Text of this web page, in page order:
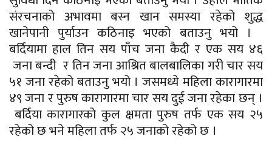
संरचनाको अभावमा बस्न खान समस्या रहेको शुद्ध
खानेपानी पुर्याउन कठिनाइ भएको बताउनु भयो ।
बर्दियामा हाल तिन सय पाँच जना कैदी र एक सय ४६
जना बन्दी र तिन जना आश्रित बालबालिका गरी चार सय
५१ जना रहेको बताउनु भयो । जसमध्ये महिला कारागारमा
४९ जना र पुरुष कारागारमा चार सय दुई जना रहेका छन् ।
बर्दिया कारागारको कुल क्षमता पुरुष तर्फ एक सय २५
रहेको छ भने महिला तर्फ २५ जनाको रहेको छ ।